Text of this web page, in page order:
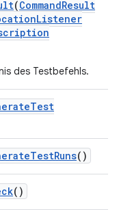
(CommandResult
Listener
des Testbefehls.
Test
TestRuns()
()